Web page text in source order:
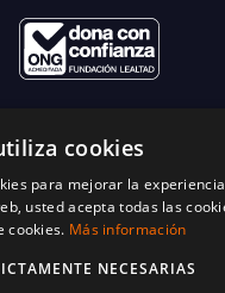
cookies
para mejorar la
usted acepta todas las
cookies. Más información
NECESARIAS